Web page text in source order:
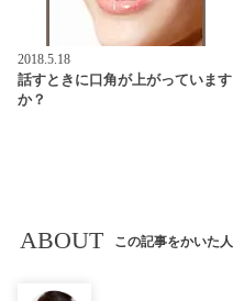
2018.5.18
話すときに口角が上がっています
か？
ABOUT この記事をかいた人